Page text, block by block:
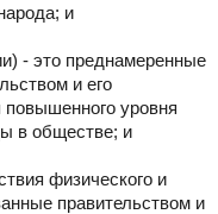
и
- это преднамеренные
и его
уровня
в обществе; и
физического и
правительством и